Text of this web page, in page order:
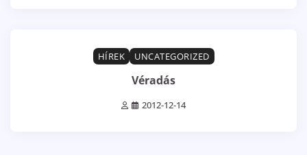
HÍREK
UNCATEGORIZED
Véradás
2012-12-14